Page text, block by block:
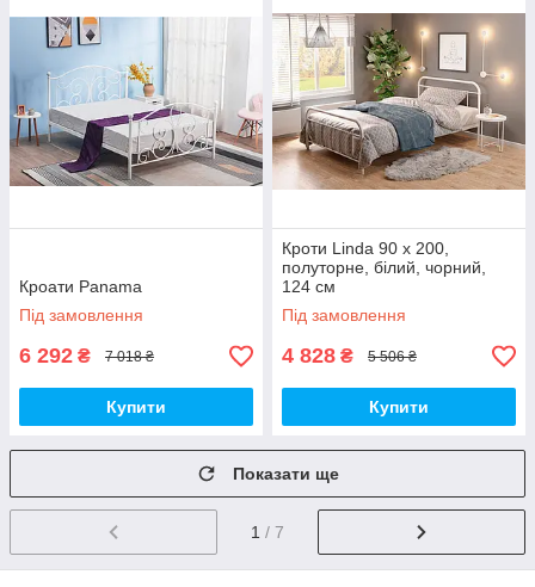
Кроати Panama
Під замовлення
6 292 ₴ 7 018 ₴
Купити
Кроти Linda 90 x 200,
полуторне, білий, чорний,
124 см
Під замовлення
4 828 ₴ 5 506 ₴
Купити
Показати ще
1 / 7